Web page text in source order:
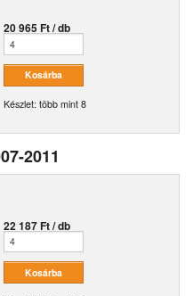
20 965 Ft / db
Készlet: több mint 8
2011
22 187 Ft / db